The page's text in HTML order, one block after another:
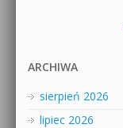
ARCHIWA
sierpień 2026
lipiec 2026